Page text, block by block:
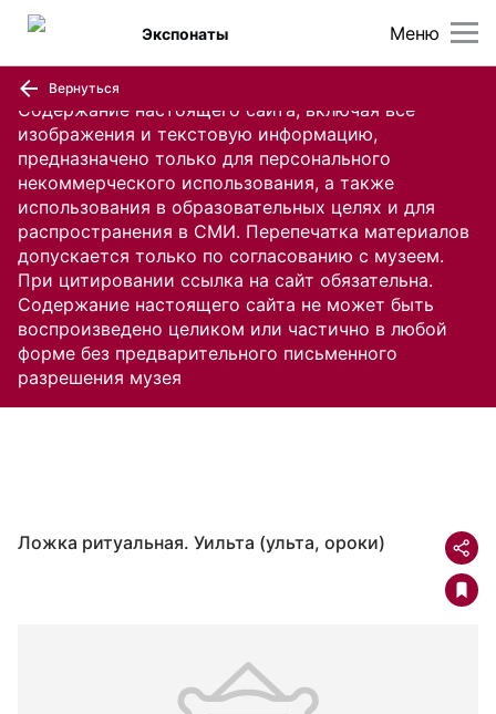
Содержание настоящего сайта, включая все
изображения и текстовую информацию,
предназначено только для персонального
некоммерческого использования, а также
использования в образовательных целях и для
распространения в СМИ. Перепечатка материалов
допускается только по согласованию с музеем.
При цитировании ссылка на сайт обязательна.
Содержание настоящего сайта не может быть
воспроизведено целиком или частично в любой
форме без предварительного письменного
разрешения музея
Меню
Экспонаты
Вернуться
Ложка ритуальная. Уильта (ульта, ороки)